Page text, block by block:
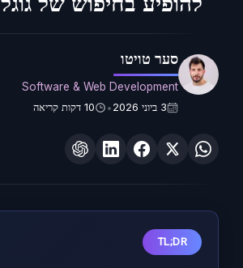
סער טויטו
Software & Web Development
3 ביוני 2026 •
10 דקות קריאה
TL;DR